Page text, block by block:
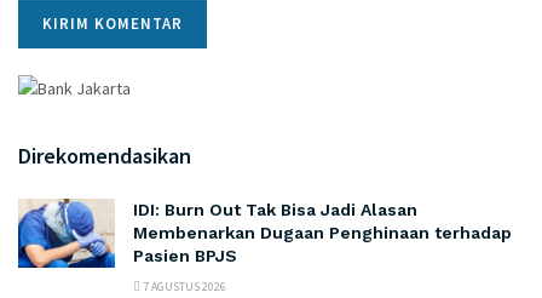
Direkomendasikan
IDI: Burn Out Tak Bisa Jadi Alasan
Membenarkan Dugaan Penghinaan terhadap
Pasien BPJS
7 AGUSTUS 2026